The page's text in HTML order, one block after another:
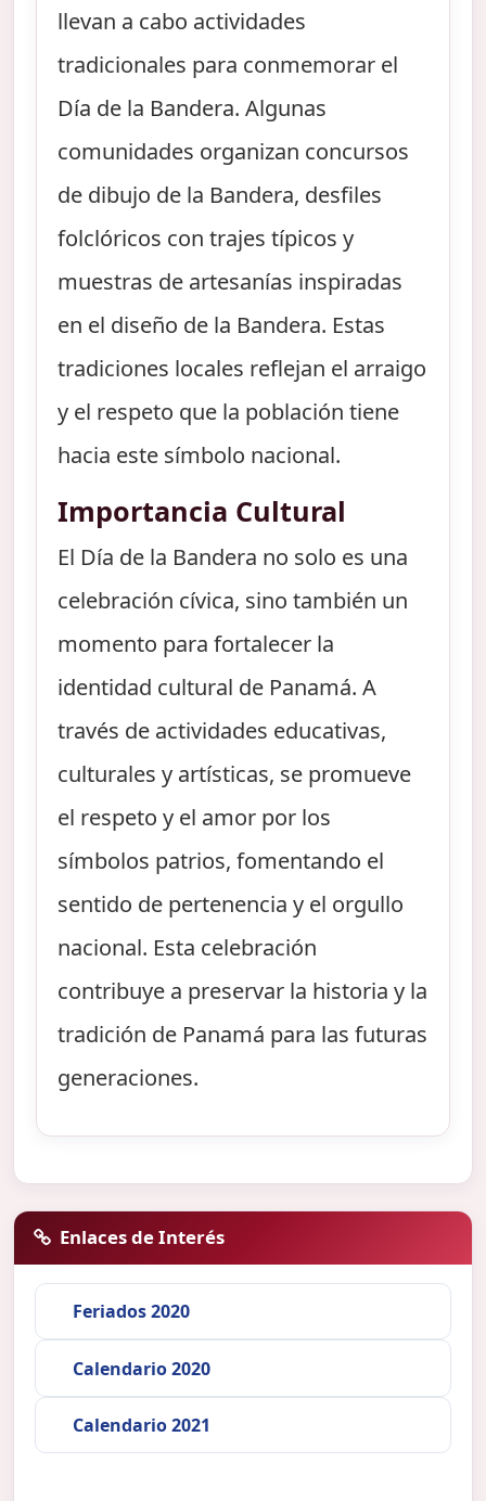
llevan a cabo actividades
tradicionales para conmemorar el
Día de la Bandera. Algunas
comunidades organizan concursos
de dibujo de la Bandera, desfiles
folclóricos con trajes típicos y
muestras de artesanías inspiradas
en el diseño de la Bandera. Estas
tradiciones locales reflejan el arraigo
y el respeto que la población tiene
hacia este símbolo nacional.
Importancia Cultural
El Día de la Bandera no solo es una
celebración cívica, sino también un
momento para fortalecer la
identidad cultural de Panamá. A
través de actividades educativas,
culturales y artísticas, se promueve
el respeto y el amor por los
símbolos patrios, fomentando el
sentido de pertenencia y el orgullo
nacional. Esta celebración
contribuye a preservar la historia y la
tradición de Panamá para las futuras
generaciones.
Enlaces de Interés
Feriados 2020
Calendario 2020
Calendario 2021